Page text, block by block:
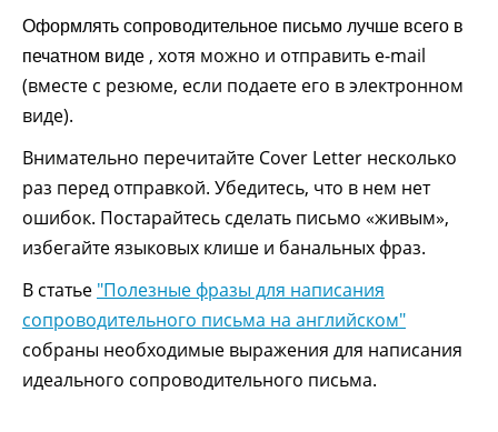
Оформлять сопроводительное письмо лучше всего в
печатном виде , хотя можно и отправить e-mail
(вместе с резюме, если подаете его в электронном
виде).
Внимательно перечитайте Cover Letter несколько
раз перед отправкой. Убедитесь, что в нем нет
ошибок. Постарайтесь сделать письмо «живым»,
избегайте языковых клише и банальных фраз.
В статье "Полезные фразы для написания
сопроводительного письма на английском"
собраны необходимые выражения для написания
идеального сопроводительного письма.